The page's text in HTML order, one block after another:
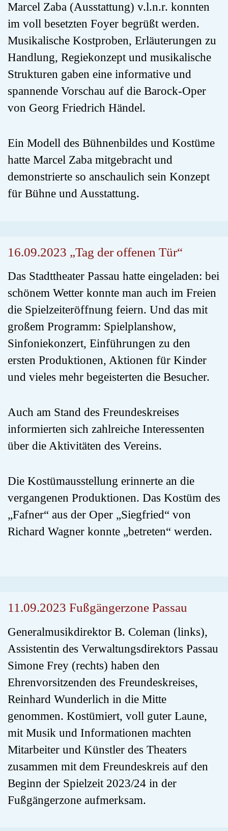
Marcel Zaba (Ausstattung) v.l.n.r. konnten
im voll besetzten Foyer begrüßt werden.
Musikalische Kostproben, Erläuterungen zu
Handlung, Regiekonzept und musikalische
Strukturen gaben eine informative und
spannende Vorschau auf die Barock-Oper
von Georg Friedrich Händel.
Ein Modell des Bühnenbildes und Kostüme
hatte Marcel Zaba mitgebracht und
demonstrierte so anschaulich sein Konzept
für Bühne und Ausstattung.
16.09.2023 „Tag der offenen Tür“
Das Stadttheater Passau hatte eingeladen: bei
schönem Wetter konnte man auch im Freien
die Spielzeiteröffnung feiern. Und das mit
großem Programm: Spielplanshow,
Sinfoniekonzert, Einführungen zu den
ersten Produktionen, Aktionen für Kinder
und vieles mehr begeisterten die Besucher.
Auch am Stand des Freundeskreises
informierten sich zahlreiche Interessenten
über die Aktivitäten des Vereins.
Die Kostümausstellung erinnerte an die
vergangenen Produktionen. Das Kostüm des
„Fafner“ aus der Oper „Siegfried“ von
Richard Wagner konnte „betreten“ werden.
11.09.2023 Fußgängerzone Passau
Generalmusikdirektor B. Coleman (links),
Assistentin des Verwaltungsdirektors Passau
Simone Frey (rechts) haben den
Ehrenvorsitzenden des Freundeskreises,
Reinhard Wunderlich in die Mitte
genommen. Kostümiert, voll guter Laune,
mit Musik und Informationen machten
Mitarbeiter und Künstler des Theaters
zusammen mit dem Freundeskreis auf den
Beginn der Spielzeit 2023/24 in der
Fußgängerzone aufmerksam.